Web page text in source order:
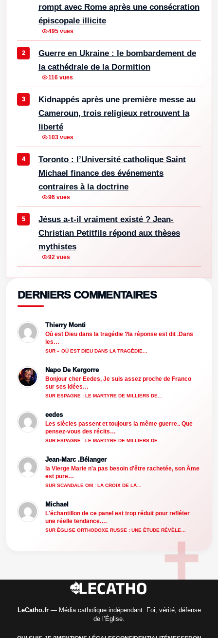
rompt avec Rome après une consécration
épiscopale illicite
495 vues
Guerre en Ukraine : le bombardement de
la cathédrale de la Dormition
116 vues
Kidnappés après une première messe au
Cameroun, trois religieux retrouvent la
liberté
103 vues
Toronto : l’Université catholique Saint
Michael finance des événements
contraires à la doctrine
96 vues
Jésus a-t-il vraiment existé ? Jean-
Christian Petitfils répond aux thèses
mythistes
92 vues
DERNIERS COMMENTAIRES
Thierry Monti
Où est Dieu dans la tragédie ?la réponse est dit .Dans
les…
SUR « OÙ EST DIEU DANS LA TRAGÉDIE…
Napo De Kergorre
Bonjour cher Eedes, Je suis assez proche de Franco
sur ses idées…
SUR ESPAGNE : LE MARTYRE DE MILLIERS DE…
eedes
Les siècles passent et toujours la même guerre.. Que
pensez-vous des récits…
SUR ESPAGNE : LE MARTYRE DE MILLIERS DE…
Jean-Marc .Bélanger
la Vierge Marie n'a pas besoin d'être rachetée, son Âme
est pure…
SUR SCANDALE OM : LA CROIX DE LA…
Michael
L'échantillon de ce panel est trop réduit pour refléter
une réelle tendance.…
SUR ÉGLISE ORTHODOXE RUSSE : UNE ÉTUDE RÉVÈLE…
LeCatho.fr— Média catholique indépendant. Foi, vérité, défense
de l’Église.